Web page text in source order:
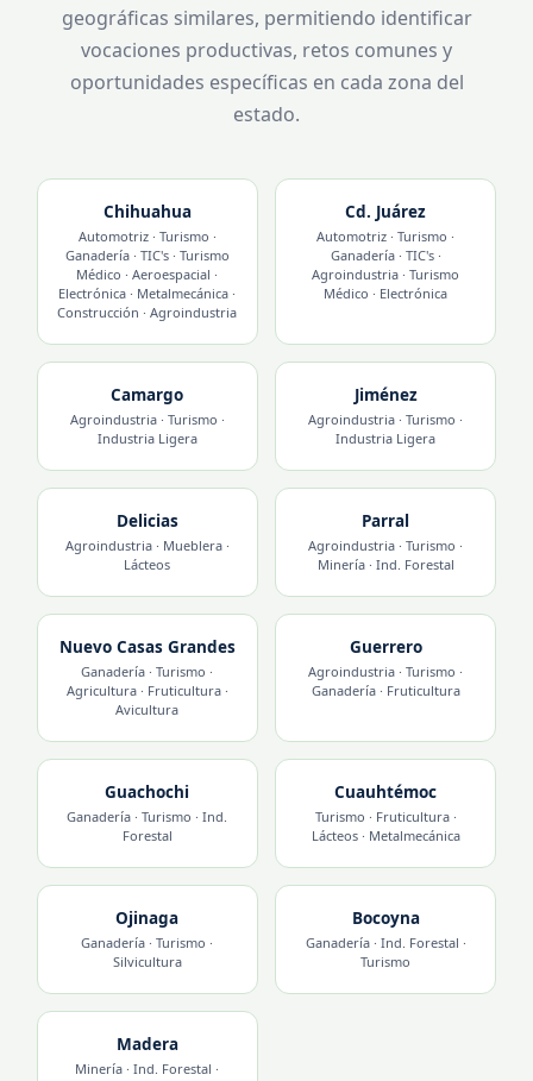
geográficas similares, permitiendo identificar
vocaciones productivas, retos comunes y
oportunidades específicas en cada zona del
estado.
Chihuahua
Automotriz · Turismo ·
Ganadería · TIC's · Turismo
Médico · Aeroespacial ·
Electrónica · Metalmecánica ·
Construcción · Agroindustria
Cd. Juárez
Automotriz · Turismo ·
Ganadería · TIC's ·
Agroindustria · Turismo
Médico · Electrónica
Camargo
Agroindustria · Turismo ·
Industria Ligera
Jiménez
Agroindustria · Turismo ·
Industria Ligera
Delicias
Agroindustria · Mueblera ·
Lácteos
Parral
Agroindustria · Turismo ·
Minería · Ind. Forestal
Nuevo Casas Grandes
Ganadería · Turismo ·
Agricultura · Fruticultura ·
Avicultura
Guerrero
Agroindustria · Turismo ·
Ganadería · Fruticultura
Guachochi
Ganadería · Turismo · Ind.
Forestal
Cuauhtémoc
Turismo · Fruticultura ·
Lácteos · Metalmecánica
Ojinaga
Ganadería · Turismo ·
Silvicultura
Bocoyna
Ganadería · Ind. Forestal ·
Turismo
Madera
Minería · Ind. Forestal ·